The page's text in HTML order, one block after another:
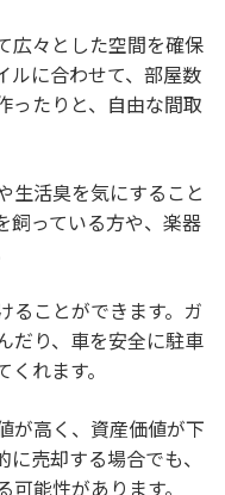
広々とした空間を確保
ルに合わせて、部屋数
ったりと、自由な間取
生活臭を気にすること
飼っている方や、楽器
ることができます。ガ
だり、車を安全に駐車
れます。
が高く、資産価値が下
売却する場合でも、
能性があります。